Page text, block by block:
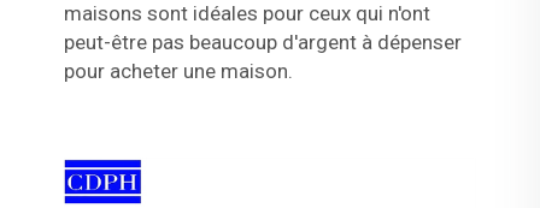
maisons sont idéales pour ceux qui n'ont
peut-être pas beaucoup d'argent à dépenser
pour acheter une maison.